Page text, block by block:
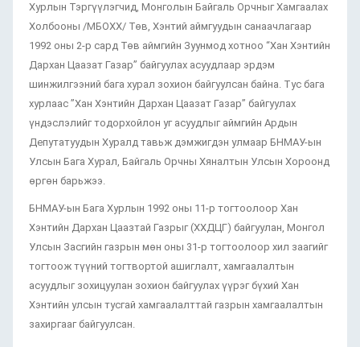
Хурлын Тэргүүлэгчид, Монголын Байгаль Орчныг Хамгаалах
Холбооны /МБОХХ/ Төв, Хэнтий аймгуудын санаачлагаар
1992 оны 2-р сард Төв аймгийн Зуунмод хотноо “Хан Хэнтийн
Дархан Цаазат Газар” байгуулах асуудлаар эрдэм
шинжилгээний бага хурал зохион байгуулсан байна. Тус бага
хурлаас ”Хан Хэнтийн Дархан Цаазат Газар” байгуулах
үндэслэлийг тодорхойлон уг асуудлыг аймгийн Ардын
Депутатуудын Хуралд тавьж дэмжигдэн улмаар БНМАУ-ын
Улсын Бага Хурал, Байгаль Орчны Хяналтын Улсын Хороонд
өргөн барьжээ.
БНМАУ-ын Бага Хурлын 1992 оны 11-р тогтоолоор Хан
Хэнтийн Дархан Цаазтай Газрыг (ХХДЦГ) байгуулан, Монгол
Улсын Засгийн газрын мөн оны 31-р тогтоолоор хил заагийг
тогтоож түүний тогтвортой ашиглалт, хамгаалалтын
асуудлыг зохицуулан зохион байгуулах үүрэг бүхий Хан
Хэнтийн улсын тусгай хамгаалалттай газрын хамгаалалтын
захиргааг байгуулсан.